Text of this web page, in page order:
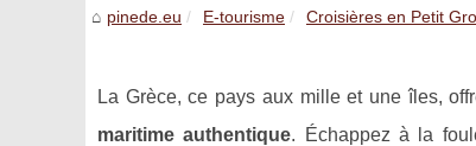
pinede.eu E-tourisme Croisières en Petit
La Grèce, ce pays aux mille et une îles,
maritime authentique. Échappez à la